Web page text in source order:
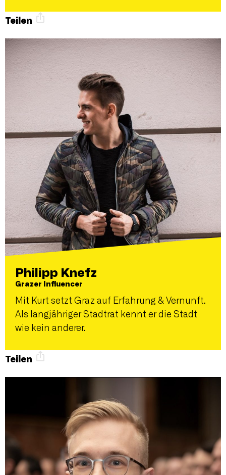
Teilen
Philipp Knefz
Grazer Influencer
Mit Kurt setzt Graz auf Erfahrung & Vernunft.
Als langjähriger Stadtrat kennt er die Stadt
wie kein anderer.
Teilen